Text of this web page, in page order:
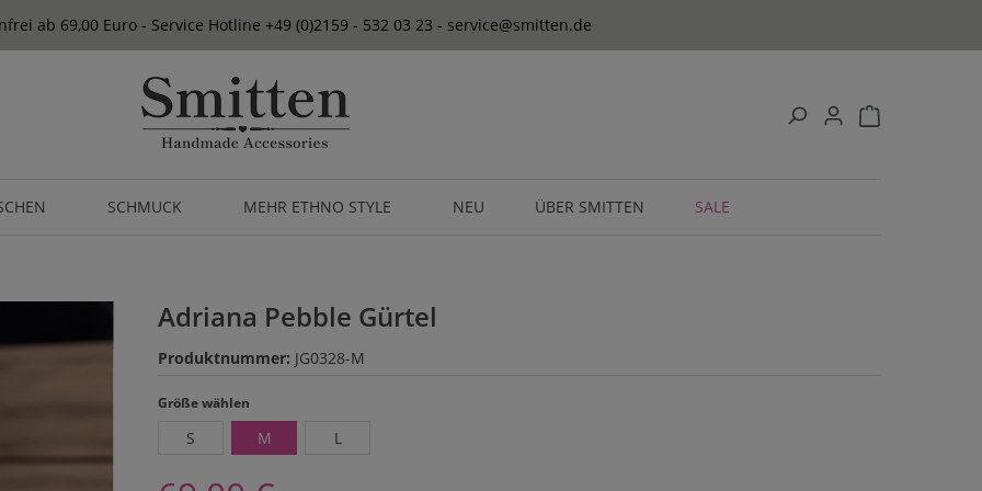
ab 69,00 Euro - Service Hotline +49 (0)2159 - 532 03 23 - service@smitten.de
SCHMUCK MEHR ETHNO STYLE NEU ÜBER SMITTEN SALE
Adriana Pebble Gürtel
Produktnummer: JG0328-M
Größe wählen
S
M L